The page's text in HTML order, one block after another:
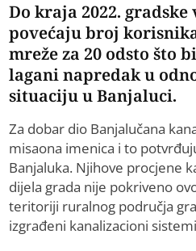
Do kraja 2022.
povećaju broj
mreže za 20 odsto što
lagani napredak u
situaciju u Banjaluci.
Za dobar dio Banjalučana
misaona imenica i to
Banjaluka. Njihove procjene
dijela grada nije pokriveno
teritoriji ruralnog područja
izgrađeni kanalizacioni